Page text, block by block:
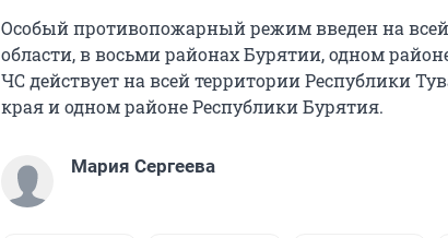
Особый противопожарный режим введен на
области, в восьми районах Бурятии, одном
ЧС действует на всей территории Республики
края и одном районе Республики Бурятия.
Мария Сергеева